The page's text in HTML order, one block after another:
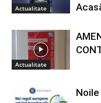
Actualitate
Actualitate